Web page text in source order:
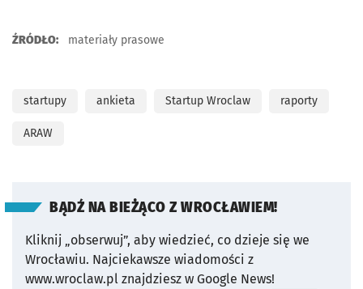
ŹRÓDŁO: materiały prasowe
startupy ankieta Startup Wroclaw raporty
ARAW
BĄDŹ NA BIEŻĄCO Z WROCŁAWIEM!
Kliknij „obserwuj”, aby wiedzieć, co dzieje się we
Wrocławiu. Najciekawsze wiadomości z
www.wroclaw.pl znajdziesz w Google News!